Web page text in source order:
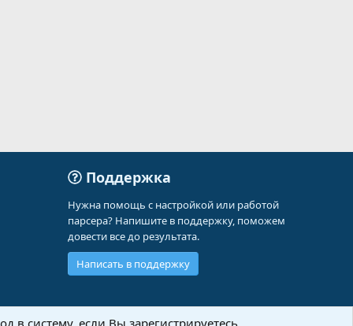
Поддержка
Нужна помощь с настройкой или работой
парсера? Напишите в поддержку, поможем
довести все до результата.
Написать в поддержку
систему, если Вы зарегистрируетесь.